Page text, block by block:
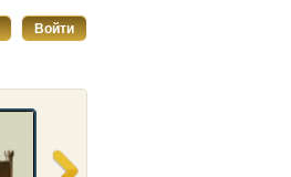
Войти